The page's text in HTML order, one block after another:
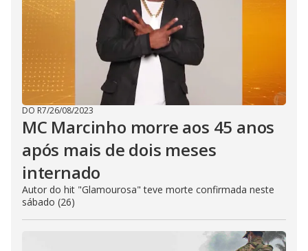
DO R7/26/08/2023
MC Marcinho morre aos 45 anos
após mais de dois meses
internado
Autor do hit "Glamourosa" teve morte confirmada neste
sábado (26)